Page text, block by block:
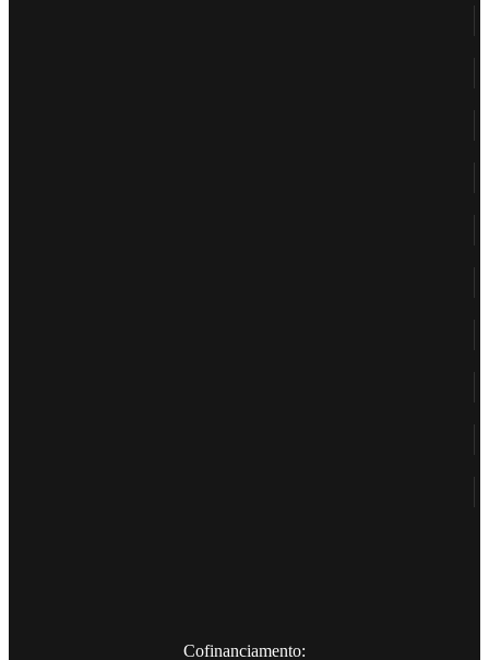
Cofinanciamento: